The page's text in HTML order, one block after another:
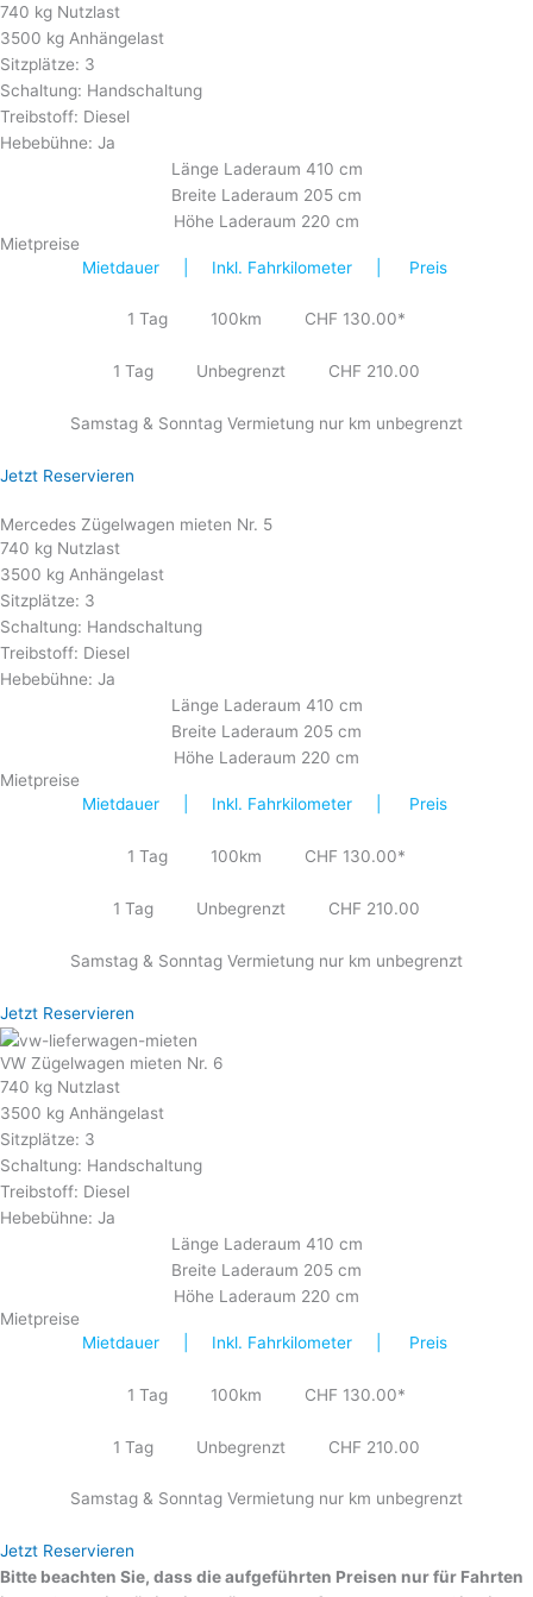
740 kg Nutzlast
3500 kg Anhängelast
Sitzplätze: 3
Schaltung: Handschaltung
Treibstoff: Diesel
Hebebühne: Ja
Länge Laderaum 410 cm
Breite Laderaum 205 cm
Höhe Laderaum 220 cm
Mietpreise
Mietdauer | Inkl. Fahrkilometer | Preis
1 Tag 100km CHF 130.00*
1 Tag Unbegrenzt CHF 210.00
Samstag & Sonntag Vermietung nur km unbegrenzt
Jetzt Reservieren
Mercedes Zügelwagen mieten Nr. 5
740 kg Nutzlast
3500 kg Anhängelast
Sitzplätze: 3
Schaltung: Handschaltung
Treibstoff: Diesel
Hebebühne: Ja
Länge Laderaum 410 cm
Breite Laderaum 205 cm
Höhe Laderaum 220 cm
Mietpreise
Mietdauer | Inkl. Fahrkilometer | Preis
1 Tag 100km CHF 130.00*
1 Tag Unbegrenzt CHF 210.00
Samstag & Sonntag Vermietung nur km unbegrenzt
Jetzt Reservieren
VW Zügelwagen mieten Nr. 6
740 kg Nutzlast
3500 kg Anhängelast
Sitzplätze: 3
Schaltung: Handschaltung
Treibstoff: Diesel
Hebebühne: Ja
Länge Laderaum 410 cm
Breite Laderaum 205 cm
Höhe Laderaum 220 cm
Mietpreise
Mietdauer | Inkl. Fahrkilometer | Preis
1 Tag 100km CHF 130.00*
1 Tag Unbegrenzt CHF 210.00
Samstag & Sonntag Vermietung nur km unbegrenzt
Jetzt Reservieren
Bitte beachten Sie, dass die aufgeführten Preisen nur für Fahrten